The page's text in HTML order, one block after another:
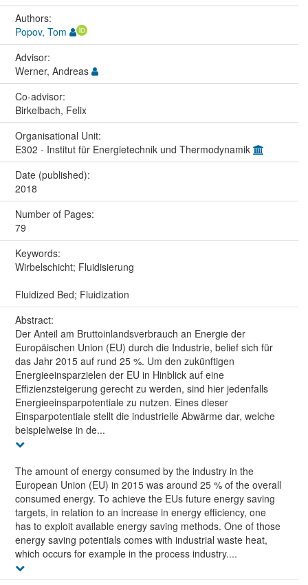
Authors:
Popov, Tom
Advisor:
Werner, Andreas
Co-advisor:
Birkelbach, Felix
Organisational Unit:
E302 - Institut für Energietechnik und Thermodynamik
Date (published):
2018
Number of Pages:
79
Keywords:
Wirbelschicht; Fluidisierung
Fluidized Bed; Fluidization
Abstract:
Der Anteil am Bruttoinlandsverbrauch an Energie der
Europäischen Union (EU) durch die Industrie, belief sich für
das Jahr 2015 auf rund 25 %. Um den zukünftigen
Energieeinsparzielen der EU in Hinblick auf eine
Effizienzsteigerung gerecht zu werden, sind hier jedenfalls
Energieeinsparpotentiale zu nutzen. Eines dieser
Einsparpotentiale stellt die industrielle Abwärme dar, welche
beispielweise in de...
The amount of energy consumed by the industry in the
European Union (EU) in 2015 was around 25 % of the overall
consumed energy. To achieve the EUs future energy saving
targets, in relation to an increase in energy efficiency, one
has to exploit available energy saving methods. One of those
energy saving potentials comes with industrial waste heat,
which occurs for example in the process industry....